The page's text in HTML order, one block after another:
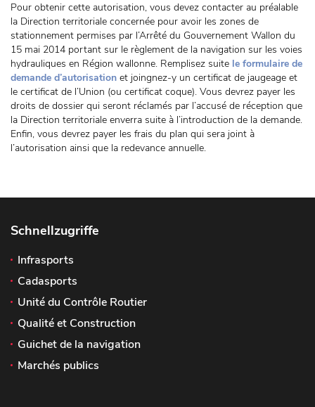
Pour obtenir cette autorisation, vous devez contacter au préalable
la Direction territoriale concernée pour avoir les zones de
stationnement permises par l’Arrêté du Gouvernement Wallon du
15 mai 2014 portant sur le règlement de la navigation sur les voies
hydrauliques en Région wallonne. Remplisez suite le formulaire de
demande d’autorisation et joingnez-y un certificat de jaugeage et
le certificat de l’Union (ou certificat coque). Vous devrez payer les
droits de dossier qui seront réclamés par l’accusé de réception que
la Direction territoriale enverra suite à l’introduction de la demande.
Enfin, vous devrez payer les frais du plan qui sera joint à
l’autorisation ainsi que la redevance annuelle.
Schnellzugriffe
Infrasports
Cadasports
Unité du Contrôle Routier
Qualité et Construction
Guichet de la navigation
Marchés publics